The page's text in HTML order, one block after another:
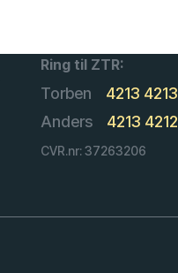
Ring til ZTR:
Torben
4213 4213
Anders
4213 4212
CVR.nr: 37263206